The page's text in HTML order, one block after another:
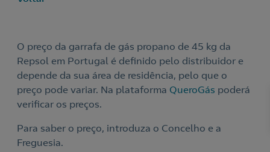
Nós ligamos!
O preço da garrafa de gás propano de 45 kg da
Repsol em Portugal é definido pelo distribuidor e
depende da sua área de residência, pelo que o
preço pode variar. Na plataforma QueroGás poderá
verificar os preços.
Para saber o preço, introduza o Concelho e a
Freguesia.